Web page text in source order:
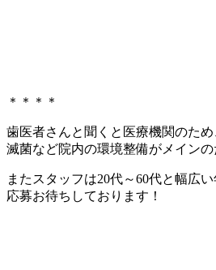
＊＊＊＊
歯医者さんと聞くと医療機関のた
滅菌など院内の環境整備がメイン
またスタッフは20代～60代と幅広
応募お待ちしております！